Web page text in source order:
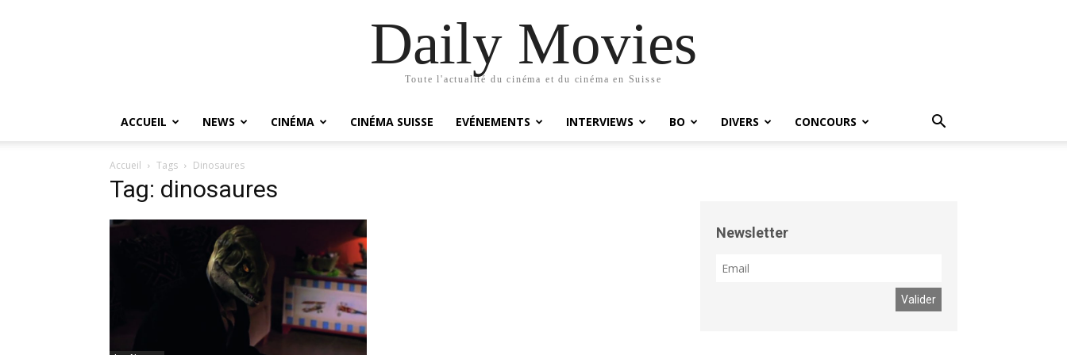
Daily Movies
Toute l'actualité du cinéma et du cinéma en Suisse
ACCUEIL NEWS CINÉMA CINÉMA SUISSE EVÉNEMENTS INTERVIEWS BO DIVERS CONCOURS
Accueil Tags Dinosaures
Tag: dinosaures
Newsletter